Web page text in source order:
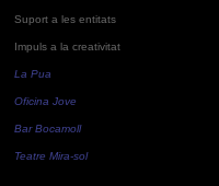
Suport a les entitats
Impuls a la creativitat
La Pua
Oficina Jove
Bar Bocamoll
Teatre Mira-sol